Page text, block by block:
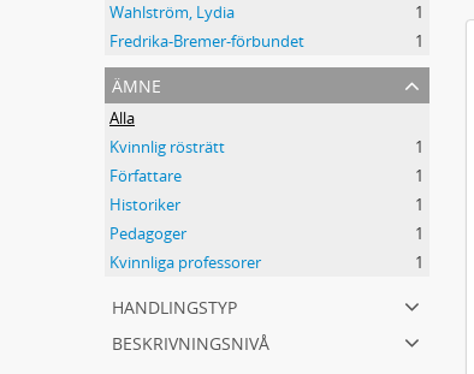
Wahlström, Lydia
1
Fredrika-Bremer-förbundet
1
ämne
Alla
Kvinnlig rösträtt
1
Författare
1
Historiker
1
Pedagoger
1
Kvinnliga professorer
1
handlingstyp
beskrivningsnivå